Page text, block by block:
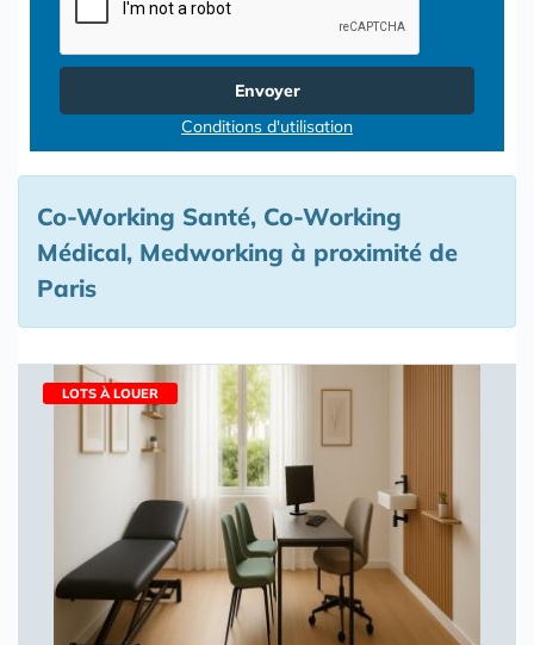
Envoyer
Conditions d'utilisation
Co-Working Santé, Co-Working
Médical, Medworking à proximité de
Paris
LOTS À LOUER